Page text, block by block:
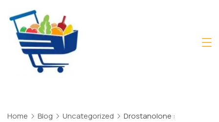
content
Home Blog Uncategorized
Drostanolone :